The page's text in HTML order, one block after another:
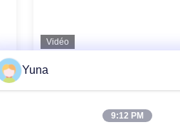
Vidéo
Yuna
9:12 PM